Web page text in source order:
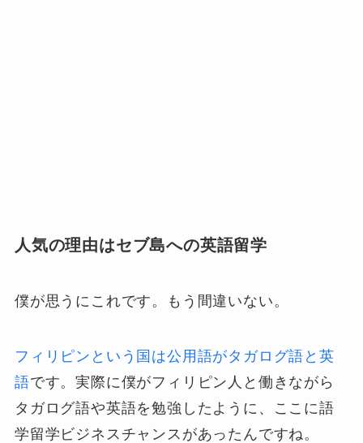
人気の理由はセブ島への英語留学
僕が思うにこれです。もう間違いない。
フィリピンという国は公用語がタガログ語と英
語です。実際に僕がフィリピン人と働きながら
タガログ語や英語を勉強したように、ここに語
学留学ビジネスチャンスがあったんですね。